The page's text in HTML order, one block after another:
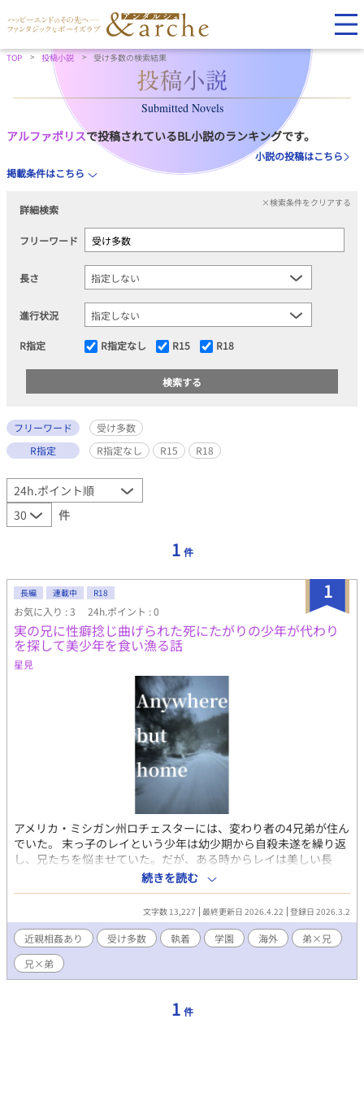
TOP 投稿小説 受け多数の検索結果
Submitted Novels
アルファポリスで投稿されているBL小説のランキングです。
小説の投稿はこちら
掲載条件はこちら
詳細検索
×検索条件をクリアする
フリーワード
長さ
進行状況
R指定 R指定なし R15 R18
フリーワード
受け多数
R指定
R指定なし R15 R18
件
1 件
1
長編 連載中 R18
お気に入り : 3 24h.ポイント : 0
実の兄に性癖捻じ曲げられた死にたがりの少年が代わり
を探して美少年を食い漁る話
星見
アメリカ・ミシガン州ロチェスターには、変わり者の4兄弟が住ん
でいた。 末っ子のレイという少年は幼少期から自殺未遂を繰り返
し、兄たちを悩ませていた。だが、ある時からレイは美しい長
男、モーガンへの恋心の芽生えをきっかけに、遅れながらも自我
を得ていく。 16歳のレイは、地元の治安の悪い高校に通いなが
ら、レイは美少年たちを籠絡し、心の穴を埋める生活を送る。そ
うしているうちに、モーガンのレイへの束縛は強まってい
き･･････。 〜キャラ紹介〜 レイ 16歳。この話の主人公。兄弟の
四男。気ままでマイペース。感情の起伏が薄く、自殺願望があ
る。美少年が好き。モーガンのことはもっと好き。レイと関わっ
た美男子は尽く不幸になる。 モーガン 長男。34歳だが29歳と言
ヤングケアラー。ベンチャーの社長だが汚職を繰り返している。
続きを読む
文字数 13,227 最終更新日 2026.4.22 登録日 2026.3.2
近親相姦あり 受け多数 執着 学園 海外
弟×兄
兄×弟
1 件